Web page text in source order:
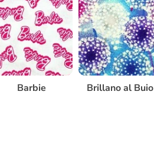
Barbie Brillano al Buio